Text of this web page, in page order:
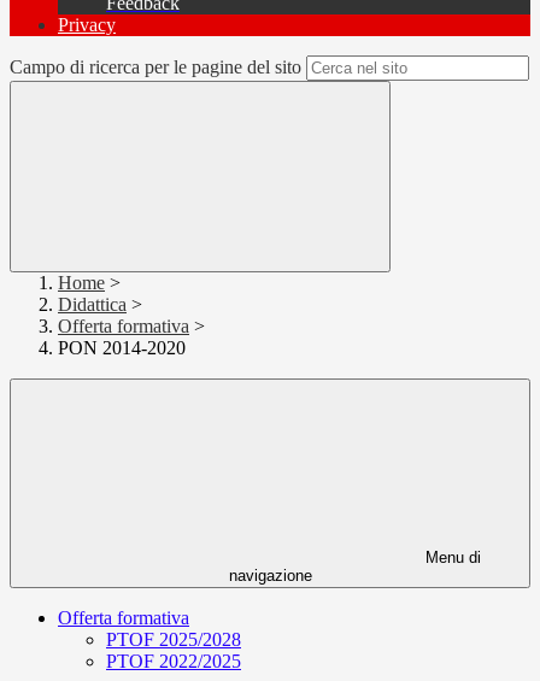
Privacy
Campo di ricerca per le pagine del sito
Home >
Didattica >
Offerta formativa >
PON 2014-2020
Menu di
navigazione
Offerta formativa
PTOF 2025/2028
PTOF 2022/2025